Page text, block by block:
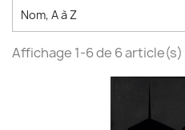
Nom, A à Z
Affichage 1-6 de 6 article(s)